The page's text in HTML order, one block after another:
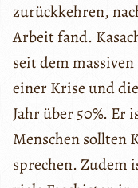
zurückkehren,
Arbeit fand.
seit dem
einer Krise und
Jahr über 50%. Er
Menschen sollten
sprechen. Zudem